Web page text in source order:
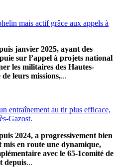
mais actif grâce aux appels à
janvier 2025, ayant des
sur l’appel à projets national
les militaires des Hautes-
leurs missions,...
entraînement au tir plus efficace,
Gazost.
2024, a progressivement bien
mis en route une dynamique,
avec le 65-1comité de
depuis...